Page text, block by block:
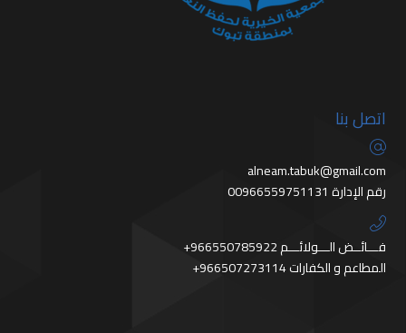
اتصل بنا
alneam.tabuk@gmail.com
رقم الإدارة 00966559751131
+966550785922 فـــائــض الـــولائـــم
+966507273114 المطاعم و الكفارات